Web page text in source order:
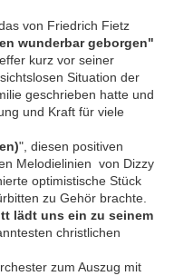
von Friedrich Fietz
wunderbar geborgen"
kurz vor seiner
Situation der
geschrieben hatte und
und Kraft für viele
", diesen positiven
Melodielinien von Dizzy
optimistische Stück
zu Gehör brachte.
lädt uns ein zu seinem
christlichen
zum Auszug mit